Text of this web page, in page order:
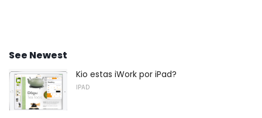
See Newest
Kio estas iWork por iPad?
IPAD